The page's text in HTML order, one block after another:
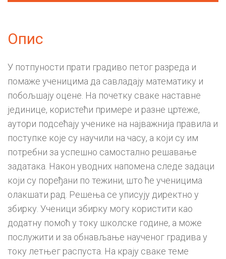
Опис
У потпуности прати градиво петог разреда и
помаже ученицима да савладају математику и
побољшају оцене. На почетку сваке наставне
јединице, користећи примере и разне цртеже,
аутори подсећају ученике на најважнија правила и
поступке које су научили на часу, а који су им
потребни за успешно самостално решавање
задатака. Након уводних напомена следе задаци
који су поређани по тежини, што ће ученицима
олакшати рад. Решења се уписују директно у
збирку. Ученици збирку могу користити као
додатну помоћ у току школске године, а може
послужити и за обнављање наученог градива у
току летњег распуста. На крају сваке теме